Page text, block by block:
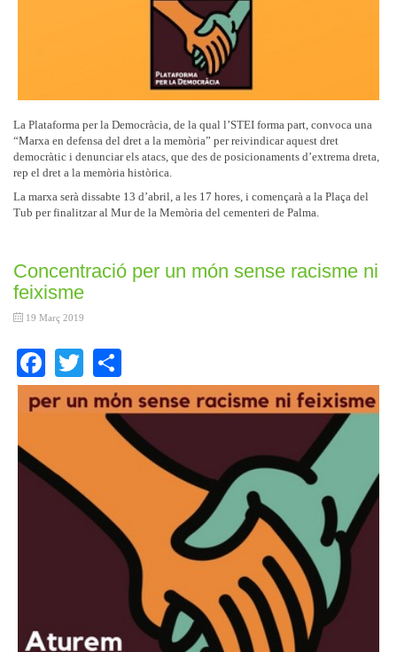
La Plataforma per la Democràcia, de la qual l’STEI forma part, convoca una
“Marxa en defensa del dret a la memòria” per reivindicar aquest dret
democràtic i denunciar els atacs, que des de posicionaments d’extrema dreta,
rep el dret a la memòria històrica.
La marxa serà dissabte 13 d’abril, a les 17 hores, i començarà a la Plaça del
Tub per finalitzar al Mur de la Memòria del cementeri de Palma.
Concentració per un món sense racisme ni
feixisme
19 Març 2019
Facebook
Twitter